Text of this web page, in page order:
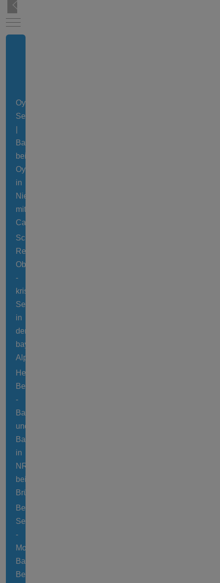
Mobile Menu Toggle
Oyter
See
Baggersee
bei
Oyten
in
Niedersachsen
mit
Campingpark
Schliersee
Region
Oberbayern
-
kristallklarer
See
in
den
bayrischen
Alpen
Heider
Bergsee
-
Baggersee
und
Badesee
in
NRW
bei
Brühl
Bederkesaer
See
-
Moorsee
Bad
Bederkesa